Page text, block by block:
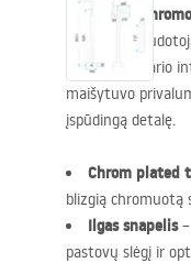
maišytuvu
kiekvieną
vonios kambario
maišytuvo
įspūdingą detalę.
Chrom plated
blizgią chromuotą
Ilgas snapelis–
pastovų slėgį ir